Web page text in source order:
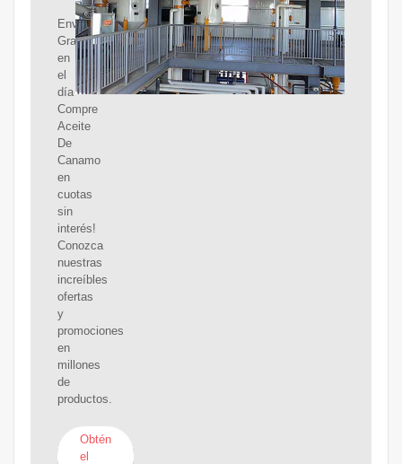
Envíos
Gratis
en
el
día
Compre
Aceite
De
Canamo
en
cuotas
sin
interés!
Conozca
nuestras
increíbles
ofertas
y
promociones
en
millones
de
productos.
Obtén
el